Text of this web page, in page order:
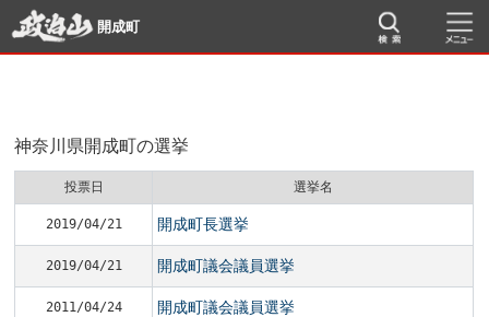
開成町
神奈川県開成町の選挙
投票日 選挙名
2019/04/21 開成町長選挙
2019/04/21 開成町議会議員選挙
2011/04/24 開成町議会議員選挙